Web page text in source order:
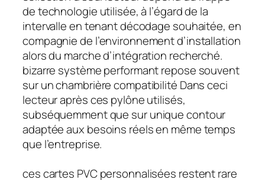
de technologie utilisée, à l’égard de la
intervalle en tenant décodage souhaitée, en
compagnie de l’environnement d’installation
alors du marche d’intégration recherché.
bizarre système performant repose souvent
sur un chambrière compatibilité Dans ceci
lecteur après ces pylône utilisés,
subséquemment que sur unique contour
adaptée aux besoins réels en même temps
que l’entreprise.
ces cartes PVC personnalisées restent rare